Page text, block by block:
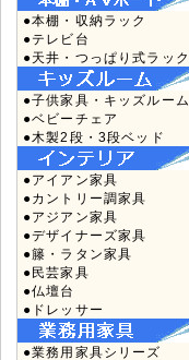
●本棚・収納ラック
●テレビ台
●天井・つっぱり式ラック
●子供家具・キッズルーム
●ベビーチェア
●木製2段・3段ベッド
●アイアン家具
●カントリー調家具
●アジアン家具
●デザイナーズ家具
●籐・ラタン家具
●民芸家具
●仏壇台
●ドレッサー
●業務用家具シリーズ